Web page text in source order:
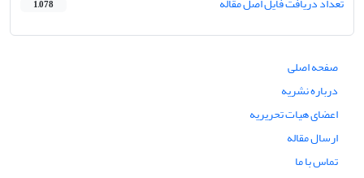
1,078
صفحه اصلی
درباره نشریه
اعضای هیات تحریریه
ارسال مقاله
تماس با ما